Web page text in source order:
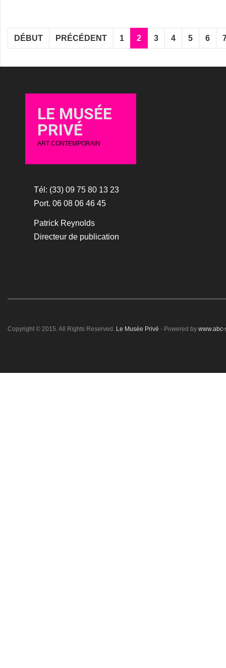
DÉBUT PRÉCÉDENT 1 2 3 4 5 6
LE MUSÉE
PRIVÉ
ART CONTEMPORAIN
Tél: (33) 09 75 80 13 23
Port. 06 08 06 46 45
Patrick Reynolds
Directeur de publication
Copyright © 2015. All Rights Reserved. Le Musée Privé - Powered by